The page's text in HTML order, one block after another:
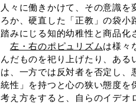
人々に働きかけて、その意識
ろか、硬直した「正教」の袋小
踏みにじる知的幼稚性と商品化
左・右のポピュリズムは様々
んだものを祀り上げたり、あ
は、一方では反対者を否定し、
統性」を持つと心の狭い態度を
考え方をすると、自らのイデオ